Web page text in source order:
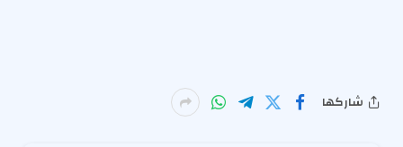
شاركها